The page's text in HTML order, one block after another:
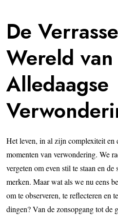
De
Wereld van
Alledaagse
Het leven, in al zijn complexiteit en
momenten van verwondering. We
vergeten om even stil te staan en
merken. Maar wat als we nu eens
om te observeren, te reflecteren en
dingen? Van de zonsopgang tot de